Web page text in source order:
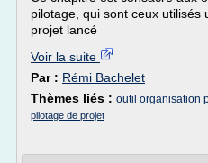
pilotage, qui sont ceux utilisés
projet lancé
Voir la suite
Par : Rémi Bachelet
Thèmes liés : outil organisation
pilotage de projet